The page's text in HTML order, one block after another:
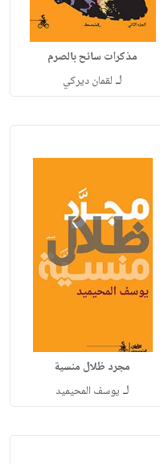
مذكرات سائح بالصرم
لـ لقمان ديركي
مجرد ظلال منسية
لـ يوسف المحيميد